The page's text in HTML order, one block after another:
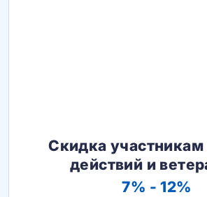
Скидка
действий и
7% - 12%